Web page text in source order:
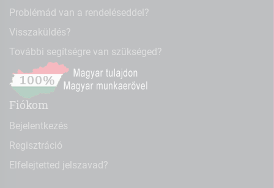
Problémád van a rendeléseddel?
Visszaküldés?
További segítségre van szükséged?
Fiókom
Bejelentkezés
Regisztráció
Elfelejtetted jelszavad?